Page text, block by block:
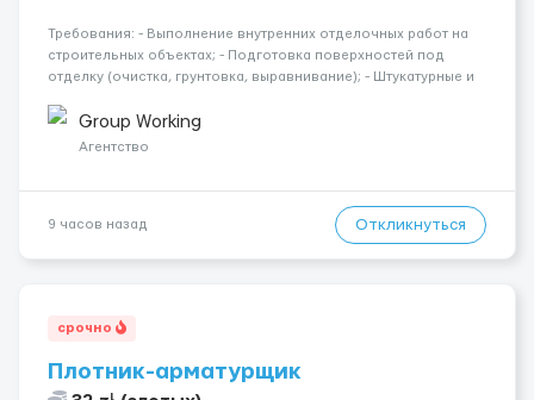
Требования: - Выполнение внутренних отделочных работ на
строительных объектах; - Подготовка поверхностей под
отделку (очистка, грунтовка, выравнивание); - Штукатурные и
(стены, перегородки, потолки); - Укладка плитки на стены и п...
Group Working
Агентство
9 часов назад Откликнуться
срочно
Плотник-арматурщик